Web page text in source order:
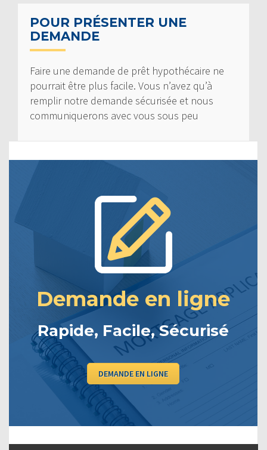
POUR PRÉSENTER UNE
DEMANDE
Faire une demande de prêt hypothécaire ne
pourrait être plus facile. Vous n’avez qu’à
remplir notre demande sécurisée et nous
communiquerons avec vous sous peu
Demande en ligne
Rapide, Facile, Sécurisé
DEMANDE EN LIGNE